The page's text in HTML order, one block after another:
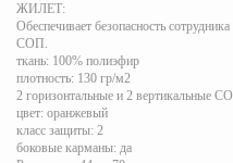
ЖИЛЕТ:
Обеспечивает безопасность
СОП.
ткань: 100% полиэфир
плотность: 130 гр/м2
2 горизонтальные и 2 вертикальные
цвет: оранжевый
класс защиты: 2
боковые карманы: да